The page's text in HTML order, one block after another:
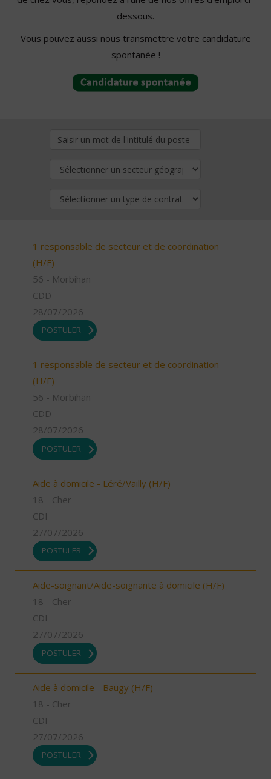
dessous.
Vous pouvez aussi nous transmettre votre candidature
spontanée !
1 responsable de secteur et de coordination
(H/F)
56 - Morbihan
CDD
28/07/2026
POSTULER
1 responsable de secteur et de coordination
(H/F)
56 - Morbihan
CDD
28/07/2026
POSTULER
Aide à domicile - Léré/Vailly (H/F)
18 - Cher
CDI
27/07/2026
POSTULER
Aide-soignant/Aide-soignante à domicile (H/F)
18 - Cher
CDI
27/07/2026
POSTULER
Aide à domicile - Baugy (H/F)
18 - Cher
CDI
27/07/2026
POSTULER